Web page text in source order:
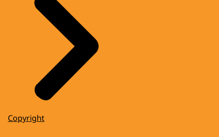
Copyright